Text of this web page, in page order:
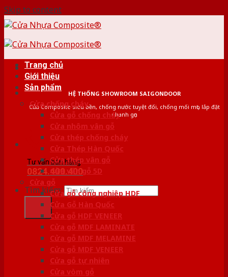
Skip to content
HỆ THỐNG SHOWROOM SAIGONDOOR
Cửa Composite siêu bền, chống nước tuyệt đối, chống mối mọt, lắp đặt
nhanh gọn
Tư vấn bán hàng
0824.400.400
Tìm kiếm:
Trang chủ
Giới thiệu
Sản phẩm
Cửa chống cháy
Cửa gỗ chống cháy
Cửa nhôm vân gỗ
Cửa thép chống cháy
Cửa Thép Hàn Quốc
Cửa thép vân gỗ
Cửa vân gỗ 5D
Cửa gỗ
Cửa gỗ công nghiệp HDF
Cửa Gỗ Hàn Quốc
Cửa gỗ HDF VENEER
Cửa gỗ MDF LAMINATE
Cửa gỗ MDF MELAMINE
Cửa gỗ MDF VENEER
Cửa gỗ tự nhiên
Cửa vòm gỗ